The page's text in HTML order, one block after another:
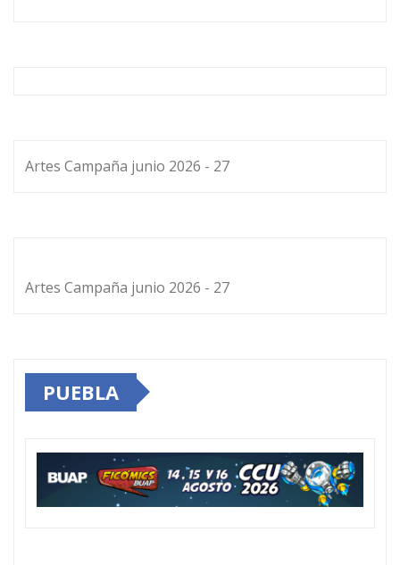
Artes Campaña junio 2026 - 27
Artes Campaña junio 2026 - 27
PUEBLA